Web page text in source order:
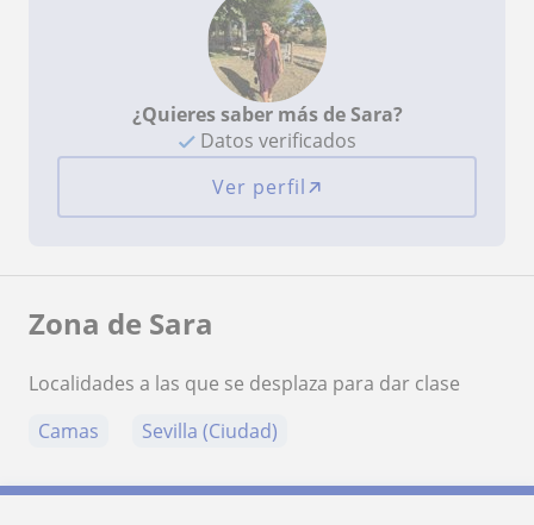
¿Quieres saber más de Sara?
Datos verificados
Ver perfil
Zona de Sara
Localidades a las que se desplaza para dar clase
Camas
Sevilla (Ciudad)